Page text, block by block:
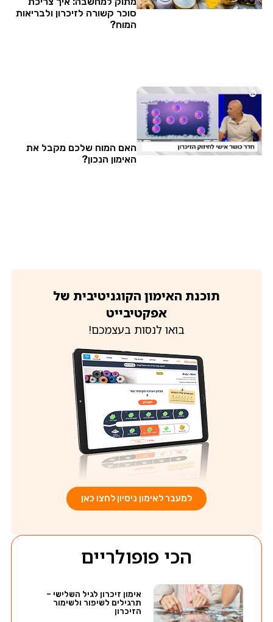
סוכר קשורה לזיכרון ולבריאות
המוח?
האם המוח שלכם מקבל את
האימון הנכון?
תוכנת האימון הקוגניטיבית של
אפקטיבייט
בואו לנסות בעצמכם!
למעבר לאימון ניסיון לחצו כאן
הכי פופולריים
אימון זיכרון לגיל השלישי –
תרגילים לשיפור ולשימור
הזיכרון